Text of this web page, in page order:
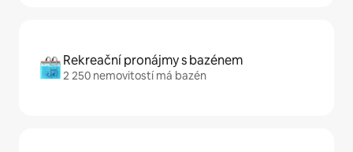
Rekreační pronájmy s bazénem
2 250 nemovitostí má bazén